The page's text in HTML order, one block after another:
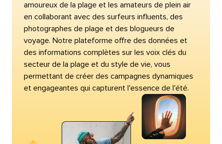
amoureux de la plage et les amateurs de plein air
en collaborant avec des surfeurs influents, des
photographes de plage et des blogueurs de
voyage. Notre plateforme offre des données et
des informations complètes sur les voix clés du
secteur de la plage et du style de vie, vous
permettant de créer des campagnes dynamiques
et engageantes qui capturent l'essence de l'été.​​